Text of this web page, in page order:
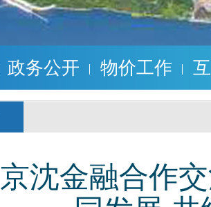
政务公开 物价工作
京沈金融合作